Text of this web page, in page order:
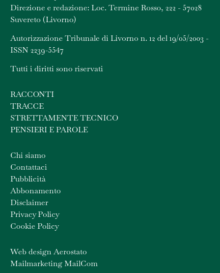
Direzione e redazione: Loc. Termine Rosso, 222 - 57028
Suvereto (Livorno)
Autorizzazione Tribunale di Livorno n. 12 del 19/05/2003 -
ISSN 2239-5547
Tutti i diritti sono riservati
RACCONTI
TRACCE
STRETTAMENTE TECNICO
PENSIERI E PAROLE
Chi siamo
Contattaci
Pubblicità
Abbonamento
Disclaimer
Privacy Policy
Cookie Policy
Web design Aerostato
Mailmarketing MailCom